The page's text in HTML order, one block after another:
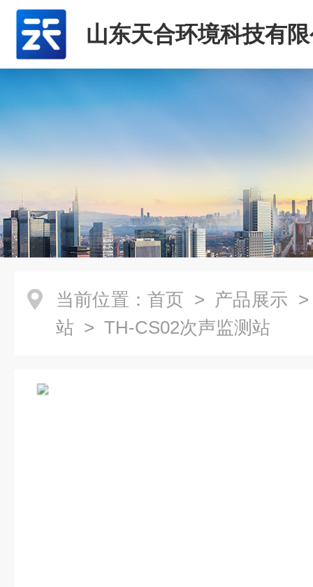
山东天合环境科技有
当前位置： 首页 > 产品展示
站 > TH-CS02次声监测站